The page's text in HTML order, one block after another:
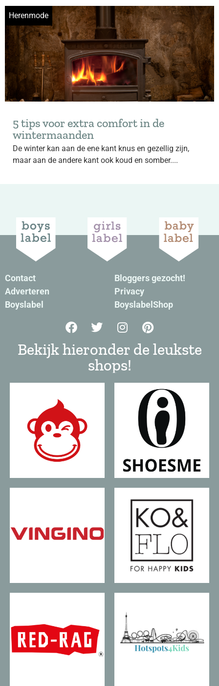
Herenmode
5 tips voor extra comfort in de
wintermaanden
De winter kan aan de ene kant knus en gezellig zijn,
maar aan de andere kant ook koud en somber....
Contact
Adverteren
Boyslabel
Bloggers gezocht!
Privacy
BoyslabelShop
Bekijk hieronder de leukste
shops!